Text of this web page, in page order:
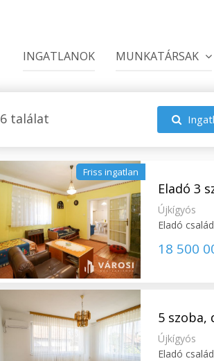
INGATLANOK MUNKATÁRSAK
6 találat
Friss ingatlan
Eladó 3
Újkígyós
Eladó
18 500
5 szoba,
Újkígyós
Eladó